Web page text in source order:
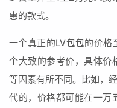
惠的款式。
一个真正的LV包包的价
个大致的参考价，具体价
等因素有所不同。比如，
代的，价格都可能在一万